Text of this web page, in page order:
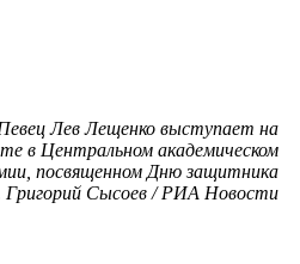
Лев Лещенко выступает на
в Центральном академическом
посвященном Дню защитника
Сысоев / РИА Новости